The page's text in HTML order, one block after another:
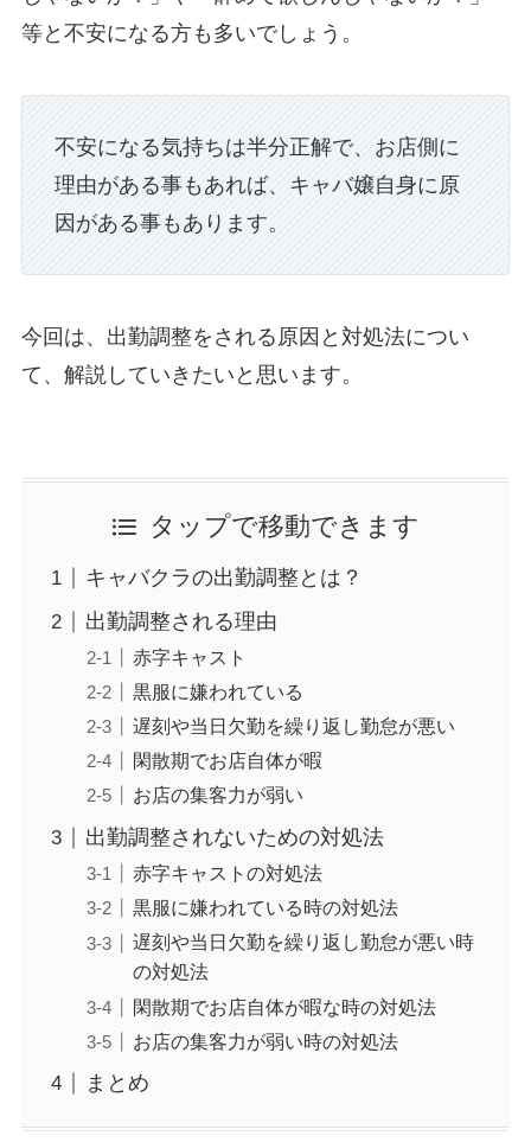
等と不安になる方も多いでしょう。
不安になる気持ちは半分正解で、お店側に
理由がある事もあれば、キャバ嬢自身に原
因がある事もあります。
今回は、出勤調整をされる原因と対処法につい
て、解説していきたいと思います。
タップで移動できます
キャバクラの出勤調整とは？
出勤調整される理由
赤字キャスト
黒服に嫌われている
遅刻や当日欠勤を繰り返し勤怠が悪い
閑散期でお店自体が暇
お店の集客力が弱い
出勤調整されないための対処法
赤字キャストの対処法
黒服に嫌われている時の対処法
遅刻や当日欠勤を繰り返し勤怠が悪い時
の対処法
閑散期でお店自体が暇な時の対処法
お店の集客力が弱い時の対処法
まとめ